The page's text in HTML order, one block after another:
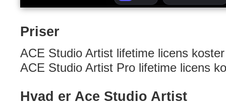
Priser
ACE Studio Artist lifetime licens
ACE Studio Artist Pro lifetime licens
Hvad er Ace Studio Artist